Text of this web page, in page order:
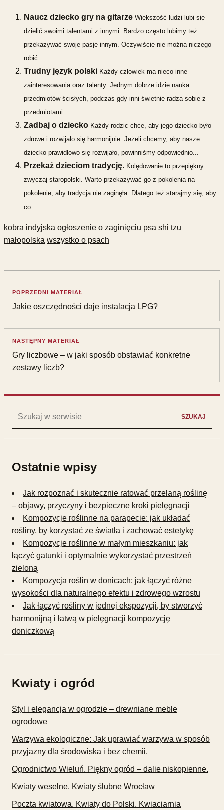
Naucz dziecko gry na gitarze Większość ludzi lubi się
dzielić swoimi talentami z innymi. Bardzo często lubimy też
przekazywać swoje pasje innym. Oczywiście nie można niczego
robić...
Trudny język polski Każdy człowiek ma nieco inne
zainteresowania oraz talenty. Jednym dobrze idzie nauka
przedmiotów ścisłych, podczas gdy inni świetnie radzą sobie z
przedmiotami...
Zadbaj o dziecko Każdy rodzic chce, aby jego dziecko było
zdrowe i rozwijało się harmonijnie. Jeżeli chcemy, aby nasze
dziecko prawidłowo się rozwijało, powinniśmy odpowiednio...
Przekaż dzieciom tradycję. Kolędowanie to przepiękny
zwyczaj staropolski. Warto przekazywać go z pokolenia na
pokolenie, aby tradycja nie zaginęła. Dlatego też starajmy się, aby
co...
kobra indyjska ogłoszenie o zaginięciu psa shi tzu
małopolska wszystko o psach
POPRZEDNI MATERIAŁ
Jakie oszczędności daje instalacja LPG?
NASTĘPNY MATERIAŁ
Gry liczbowe – w jaki sposób obstawiać konkretne
zestawy liczb?
SZUKAJ
Ostatnie wpisy
Jak rozpoznać i skutecznie ratować przelaną roślinę
– objawy, przyczyny i bezpieczne kroki pielęgnacji
Kompozycje roślinne na parapecie: jak układać
rośliny, by korzystać ze światła i zachować estetykę
Kompozycje roślinne w małym mieszkaniu: jak
łączyć gatunki i optymalnie wykorzystać przestrzeń
zieloną
Kompozycja roślin w donicach: jak łączyć różne
wysokości dla naturalnego efektu i zdrowego wzrostu
Jak łączyć rośliny w jednej ekspozycji, by stworzyć
harmonijną i łatwą w pielęgnacji kompozycję
doniczkową
Kwiaty i ogród
Styl i elegancja w ogrodzie – drewniane meble
ogrodowe
Warzywa ekologiczne: Jak uprawiać warzywa w sposób
przyjazny dla środowiska i bez chemii.
Ogrodnictwo Wieluń. Piękny ogród – dalie niskopienne.
Kwiaty weselne. Kwiaty ślubne Wrocław
Poczta kwiatowa. Kwiaty do Polski. Kwiaciarnia